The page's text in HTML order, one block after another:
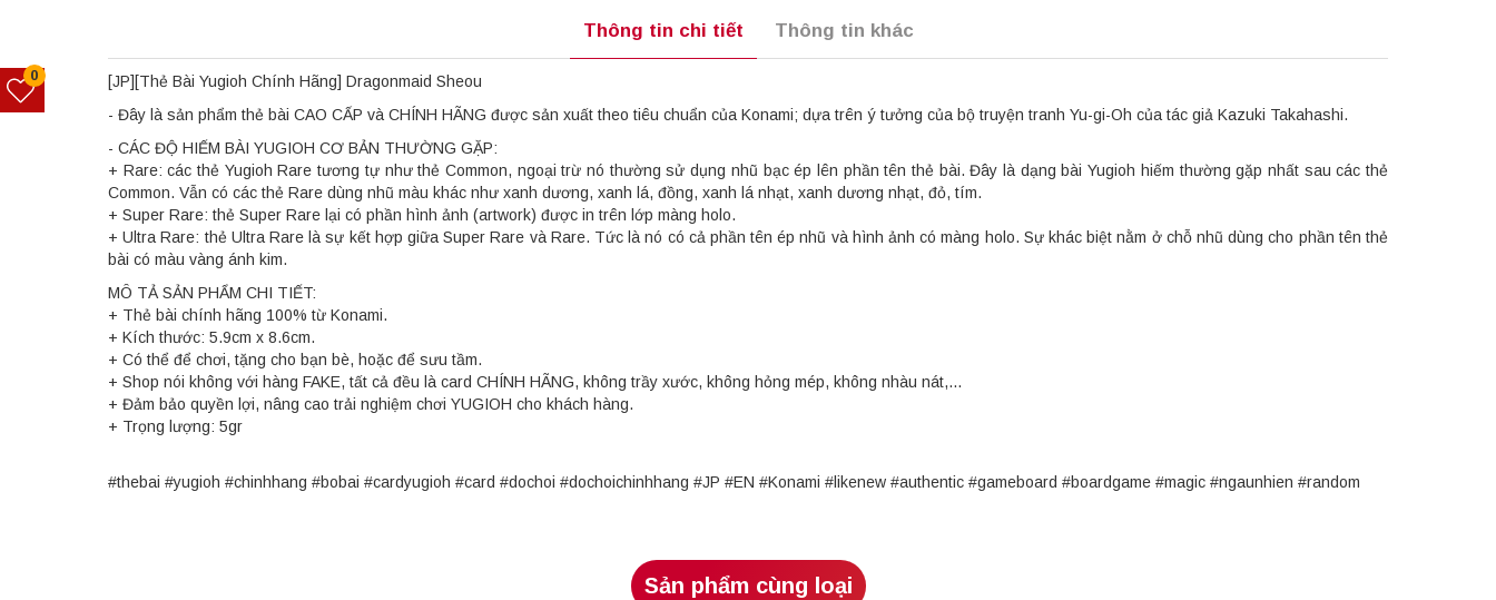
Thông tin chi tiết Thông tin khác
[JP][Thẻ Bài Yugioh Chính Hãng] Dragonmaid Sheou
- Đây là sản phẩm thẻ bài CAO CẤP và CHÍNH HÃNG được sản xuất theo tiêu chuẩn của Konami; dựa trên ý tưởng của bộ truyện tranh Yu-gi-Oh của tác giả Kazuki Takahashi.
- CÁC ĐỘ HIẾM BÀI YUGIOH CƠ BẢN THƯỜNG GẶP:
+ Rare: các thẻ Yugioh Rare tương tự như thẻ Common, ngoại trừ nó thường sử dụng nhũ bạc ép lên phần tên thẻ bài. Đây là dạng bài Yugioh hiếm thường gặp nhất sau các thẻ
Common. Vẫn có các thẻ Rare dùng nhũ màu khác như xanh dương, xanh lá, đồng, xanh lá nhạt, xanh dương nhạt, đỏ, tím.
+ Super Rare: thẻ Super Rare lại có phần hình ảnh (artwork) được in trên lớp màng holo.
+ Ultra Rare: thẻ Ultra Rare là sự kết hợp giữa Super Rare và Rare. Tức là nó có cả phần tên ép nhũ và hình ảnh có màng holo. Sự khác biệt nằm ở chỗ nhũ dùng cho phần tên thẻ
bài có màu vàng ánh kim.
MÔ TẢ SẢN PHẨM CHI TIẾT:
+ Thẻ bài chính hãng 100% từ Konami.
+ Kích thước: 5.9cm x 8.6cm.
+ Có thể để chơi, tặng cho bạn bè, hoặc để sưu tầm.
+ Shop nói không với hàng FAKE, tất cả đều là card CHÍNH HÃNG, không trầy xước, không hỏng mép, không nhàu nát,...
+ Đảm bảo quyền lợi, nâng cao trải nghiệm chơi YUGIOH cho khách hàng.
+ Trọng lượng: 5gr
#thebai #yugioh #chinhhang #bobai #cardyugioh #card #dochoi #dochoichinhhang #JP #EN #Konami #likenew #authentic #gameboard #boardgame #magic #ngaunhien #random
Sản phẩm cùng loại
0